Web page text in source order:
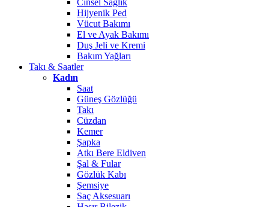
Hijyenik Ped
Vücut Bakımı
El ve Ayak Bakımı
Duş Jeli ve Kremi
Bakım Yağları
Takı & Saatler
Kadın
Saat
Güneş Gözlüğü
Takı
Cüzdan
Kemer
Şapka
Atkı Bere Eldiven
Şal & Fular
Gözlük Kabı
Şemsiye
Saç Aksesuarı